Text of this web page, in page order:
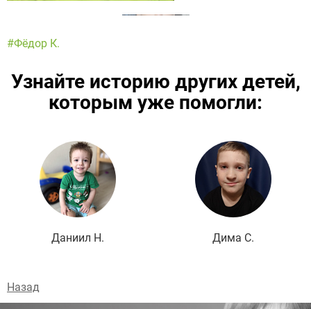
#Фёдор К.
Узнайте историю других детей,
которым уже помогли:
Даниил Н.
Подробнее
Дима С.
Назад